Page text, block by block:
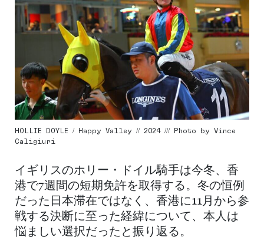
HOLLIE DOYLE / Happy Valley // 2024 /// Photo by Vince
Caligiuri
イギリスのホリー・ドイル騎手は今冬、香
港で7週間の短期免許を取得する。冬の恒例
だった日本滞在ではなく、香港に11月から参
戦する決断に至った経緯について、本人は
悩ましい選択だったと振り返る。